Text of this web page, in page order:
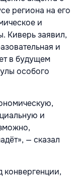
региона на его
и
Киверь заявил,
и
в будущем
особого
и
— сказал
конвергенции,